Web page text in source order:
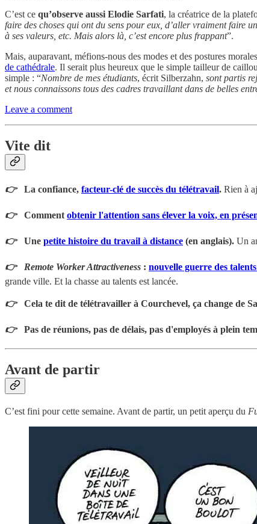
C’est ce qu’observe aussi Elodie Sarfati, la créatrice de la
faire des choses qui ont du sens pour eux, d’aller vraiment faire
à ses valeurs, etc. Mais alors là, c’est encore plus frappant”.
Mais, auparavant, méfions-nous des modes et des postures
de cathédrale. Il serait plus heureux que le simple tailleur de
simple : “Nombre de mes étudiants, écrit Silberzahn, sont partis
et nous connaissons tous des cadres travaillant dans de belles
Leave a comment
Vite dit
👉 La confiance, facteur-clé de succès du télétravail. Rien à
👉 Comment obtenir l'attention sans élever la voix, en
👉 Une petite histoire du travail à distance (en anglais). Un
👉 Remote Worker Attractiveness : nouvelle guerre des
grande ville. Et la chasse au talents est lancée.
👉 Cela te dit de télétravailler à Courchevel, ça change de
👉 Pas de réunions, pas de délais, pas d'employés à plein
Avant de partir
C’est fini pour cette semaine. Avant de partir, un petit aperçu du